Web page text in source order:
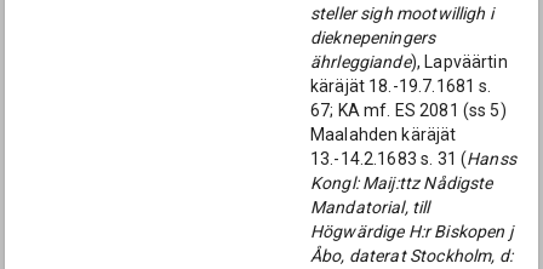
steller sigh mootwilligh i
dieknepeningers
ährleggiande), Lapväärtin
käräjät 18.-19.7.1681 s.
67; KA mf. ES 2081 (ss 5)
Maalahden käräjät
13.-14.2.1683 s. 31 (Hanss
Kongl: Maij:ttz Nådigste
Mandatorial, till
Högwärdige H:r Biskopen j
Åbo, daterat Stockholm, d: